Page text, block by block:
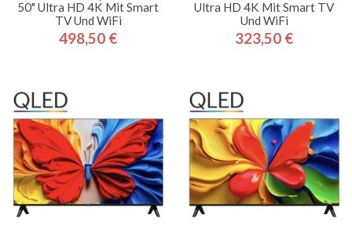
50" Ultra HD 4K Mit Smart
TV Und WiFi
Preis
498,50 €
Ultra HD 4K Mit Smart TV
Und WiFi
Preis
323,50 €